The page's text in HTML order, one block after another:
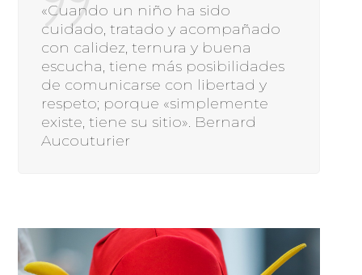
«Cuando un niño ha sido
cuidado, tratado y acompañado
con calidez, ternura y buena
escucha, tiene más posibilidades
de comunicarse con libertad y
respeto; porque «simplemente
existe, tiene su sitio». Bernard
Aucouturier